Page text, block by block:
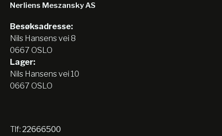
Nerliens Meszansky AS
Besøksadresse:
Nils Hansens vei 8
0667 OSLO
Lager:
Nils Hansens vei 10
0667 OSLO
Tlf: 22666500